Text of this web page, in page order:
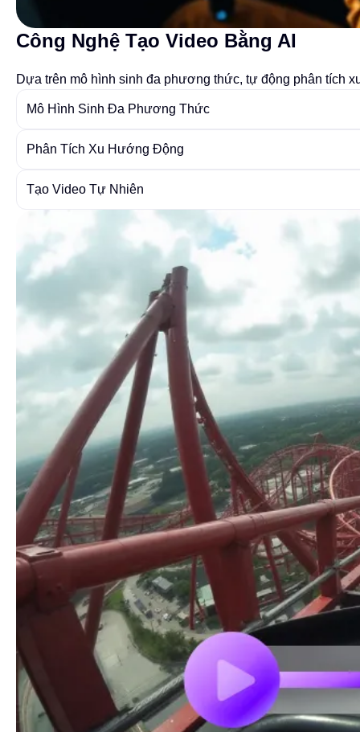
Công Nghệ Tạo Video Bằng AI
Dựa trên mô hình sinh đa phương thức, tự động phân tích
Mô Hình Sinh Đa Phương Thức
Phân Tích Xu Hướng Động
Tạo Video Tự Nhiên